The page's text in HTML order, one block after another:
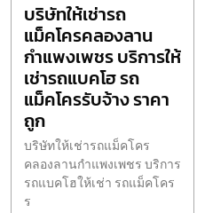
บริษัทให้เช่ารถ
แม็คโครคลองลาน
กำแพงเพชร บริการให้
เช่ารถแบคโฮ รถ
แม็คโครรับจ้าง ราคา
ถูก
บริษัทให้เช่ารถแม็คโคร
คลองลานกำแพงเพชร บริการ
รถแบคโฮให้เช่า รถแม็คโคร
ร